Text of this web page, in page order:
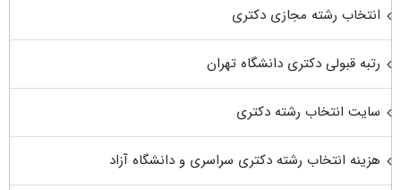
انتخاب رشته مجازی دکتری
رتبه قبولی دکتری دانشگاه تهران
سایت انتخاب رشته دکتری
هزینه انتخاب رشته دکتری سراسری و دانشگاه آزاد